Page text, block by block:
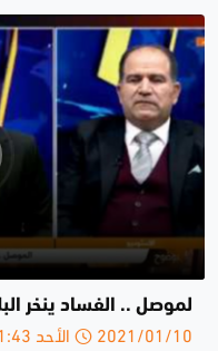
لموصل .. الفساد ينخر
2021/01/10 الأحد 11:43 ص